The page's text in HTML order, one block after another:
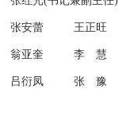
张安蕾 王正旺
翁亚奎 李 慧
吕衍凤 张 豫